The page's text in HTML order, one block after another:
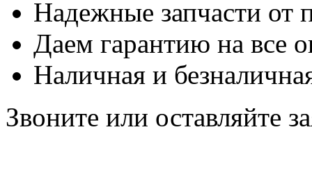
Надежные запчасти от
Даем гарантию на все
Наличная и
Звоните или оставляйте